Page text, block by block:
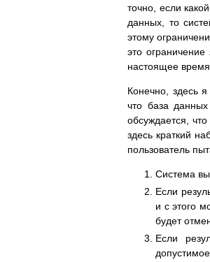
точно, если
данных, то
этому
это
настоящее
Конечно, здесь
что база
обсуждается,
здесь краткий
пользователь
Система
Если
и с этого
будет
Если